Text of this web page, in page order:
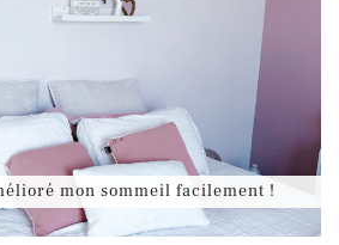
mon sommeil facilement !